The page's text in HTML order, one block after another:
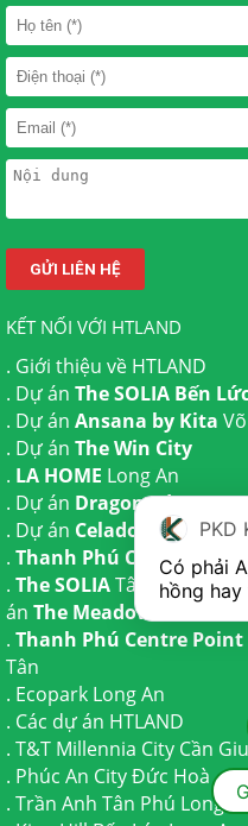
KẾT NỐI VỚI HTLAND
. Giới thiệu về HTLAND
. Dự án The SOLIA Bến
. Dự án Ansana by Kita
. Dự án The Win City
. LA HOME Long An
. Dự án Dragon Eden
. Dự án Celadon City
Tân
. Thanh Phú Centre Point
. The SOLIATây Ninh |
án The Meadow
. Thanh Phú Centre Point
Tân
. Ecopark Long An
. Các dự án HTLAND
. T&T Millennia City Cần
. Phúc An CityĐức Hoà
. Trần Anh Tân Phú Long
PKD
Có phải
hồng